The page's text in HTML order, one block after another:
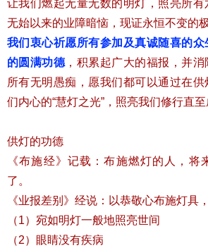
让我们燃起无量无数的明灯，照亮所
无始以来的业障暗恼，现证永恒不变的
我们衷心祈愿所有参加及真诚随喜的
的圆满功德 ，积累起广大的福报，并
所有无明愚痴，愿我们都可以通过在
们内心的“慧灯之光”，照亮我们修行直至
供灯的功德
《布施经》记载：布施燃灯的人，将
了。
《业报差别》经说：以恭敬心布施灯具
（1）宛如明灯一般地照亮世间
（2）眼睛没有疾病